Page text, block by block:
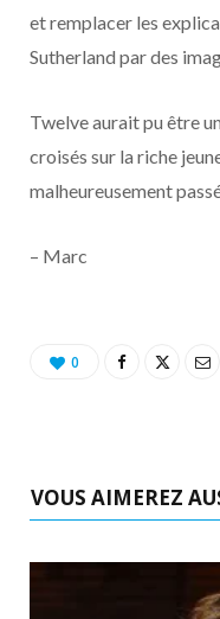
et remplacer les
Sutherland par des
Twelve aurait pu être
croisés sur la riche
malheureusement
– Marc
0
VOUS AIMEREZ